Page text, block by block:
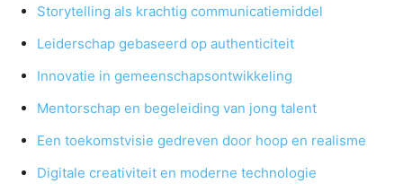
Storytelling als krachtig communicatiemiddel
Leiderschap gebaseerd op authenticiteit
Innovatie in gemeenschapsontwikkeling
Mentorschap en begeleiding van jong talent
Een toekomstvisie gedreven door hoop en realisme
Digitale creativiteit en moderne technologie